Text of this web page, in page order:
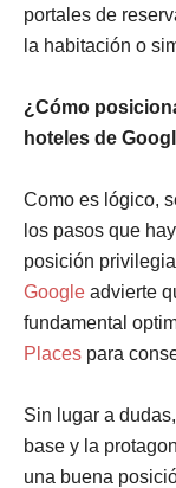
portales de
la habitación o
¿Cómo
hoteles de
Como es lógico,
los pasos que
posición
Google advierte
fundamental
Places para
Sin lugar a
base y la
una buena